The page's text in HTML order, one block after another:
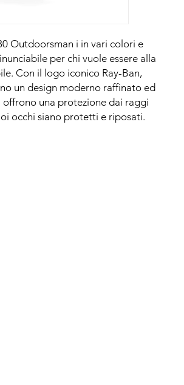
Outdoorsman i in vari colori e
per chi vuole essere alla
Con il logo iconico Ray-Ban,
un design moderno raffinato ed
una protezione dai raggi
occhi siano protetti e riposati.